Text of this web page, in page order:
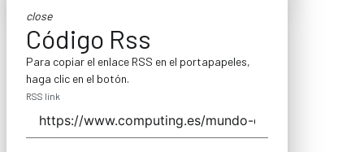
close
Código Rss
Para copiar el enlace RSS en el portapapeles,
haga clic en el botón.
RSS link